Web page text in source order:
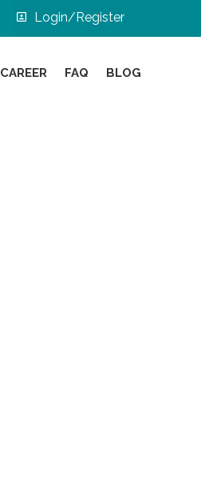
Login/Register
CAREER FAQ BLOG